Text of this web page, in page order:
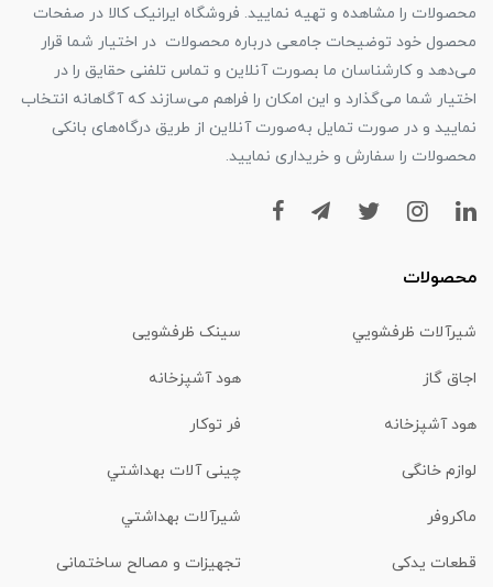
محصولات را مشاهده و تهیه نمایید. فروشگاه ایرانیک کالا در صفحات
محصول خود توضیحات جامعی درباره محصولات در اختیار شما قرار
می‌دهد و کارشناسان ما بصورت آنلاین و تماس تلفنی حقایق را در
اختیار شما می‌گذارد و این امکان را فراهم می‌سازند که آگاهانه انتخاب
نمایید و در صورت تمایل به‌صورت آنلاین از طریق درگاه‌های بانکی
محصولات را سفارش و خریداری نمایید.
محصولات
شیرآلات ظرفشويي سینک ظرفشویی
اجاق گاز هود آشپزخانه
هود آشپزخانه فر توکار
لوازم خانگی چینی آلات بهداشتي
ماكروفر شیرآلات بهداشتي
قطعات یدکی تجهیزات و مصالح ساختمانی